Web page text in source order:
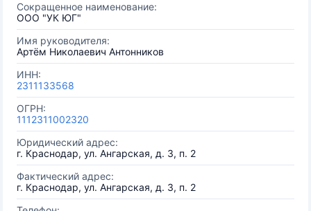
Сокращенное наименование:
ООО "УК ЮГ"
Имя руководителя:
Артём Николаевич Антонников
ИНН:
2311133568
ОГРН:
1112311002320
Юридический адрес:
г. Краснодар, ул. Ангарская, д. 3, п. 2
Фактический адрес:
г. Краснодар, ул. Ангарская, д. 3, п. 2